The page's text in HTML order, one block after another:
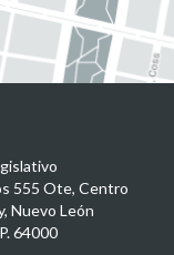
555 Ote, Centro
Nuevo León
64000